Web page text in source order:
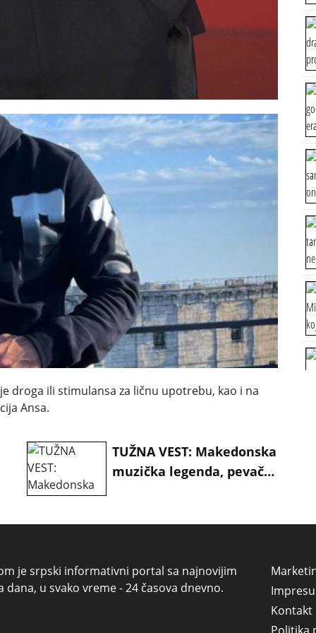
droga ili stimulansa za ličnu upotrebu, kao i na
Ansa.
TUŽNA VEST: Makedonska
muzička legenda, pevač
je srpski informativni portal sa najnovijim
dana, u svako vreme - 24 časova dnevno.
Kontakt